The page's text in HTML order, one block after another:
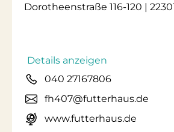
Dorotheenstraße 116-120 |
Details anzeigen
040 27167806
fh407@futterhaus.de
www.futterhaus.de